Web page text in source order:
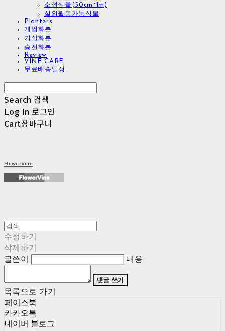
소형식물(50cm~1m)
실외월동가능식물
Planters
개업화분
거실화분
승진화분
Review
VINE CARE
무료배송일정
Search 검색
Log In 로그인
Cart장바구니
FlowerVine
수정하기
삭제하기
글쓴이
내용
댓글 쓰기
목록으로 가기
페이스북
카카오톡
네이버 블로그